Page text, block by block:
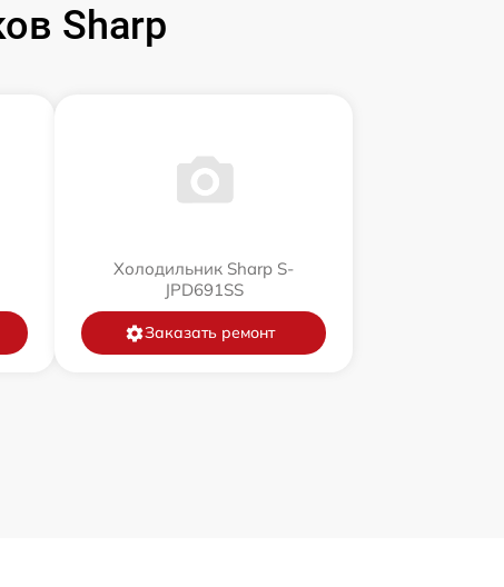
Sharp
Холодильник Sharp S-
JPD691SS
Заказать ремонт